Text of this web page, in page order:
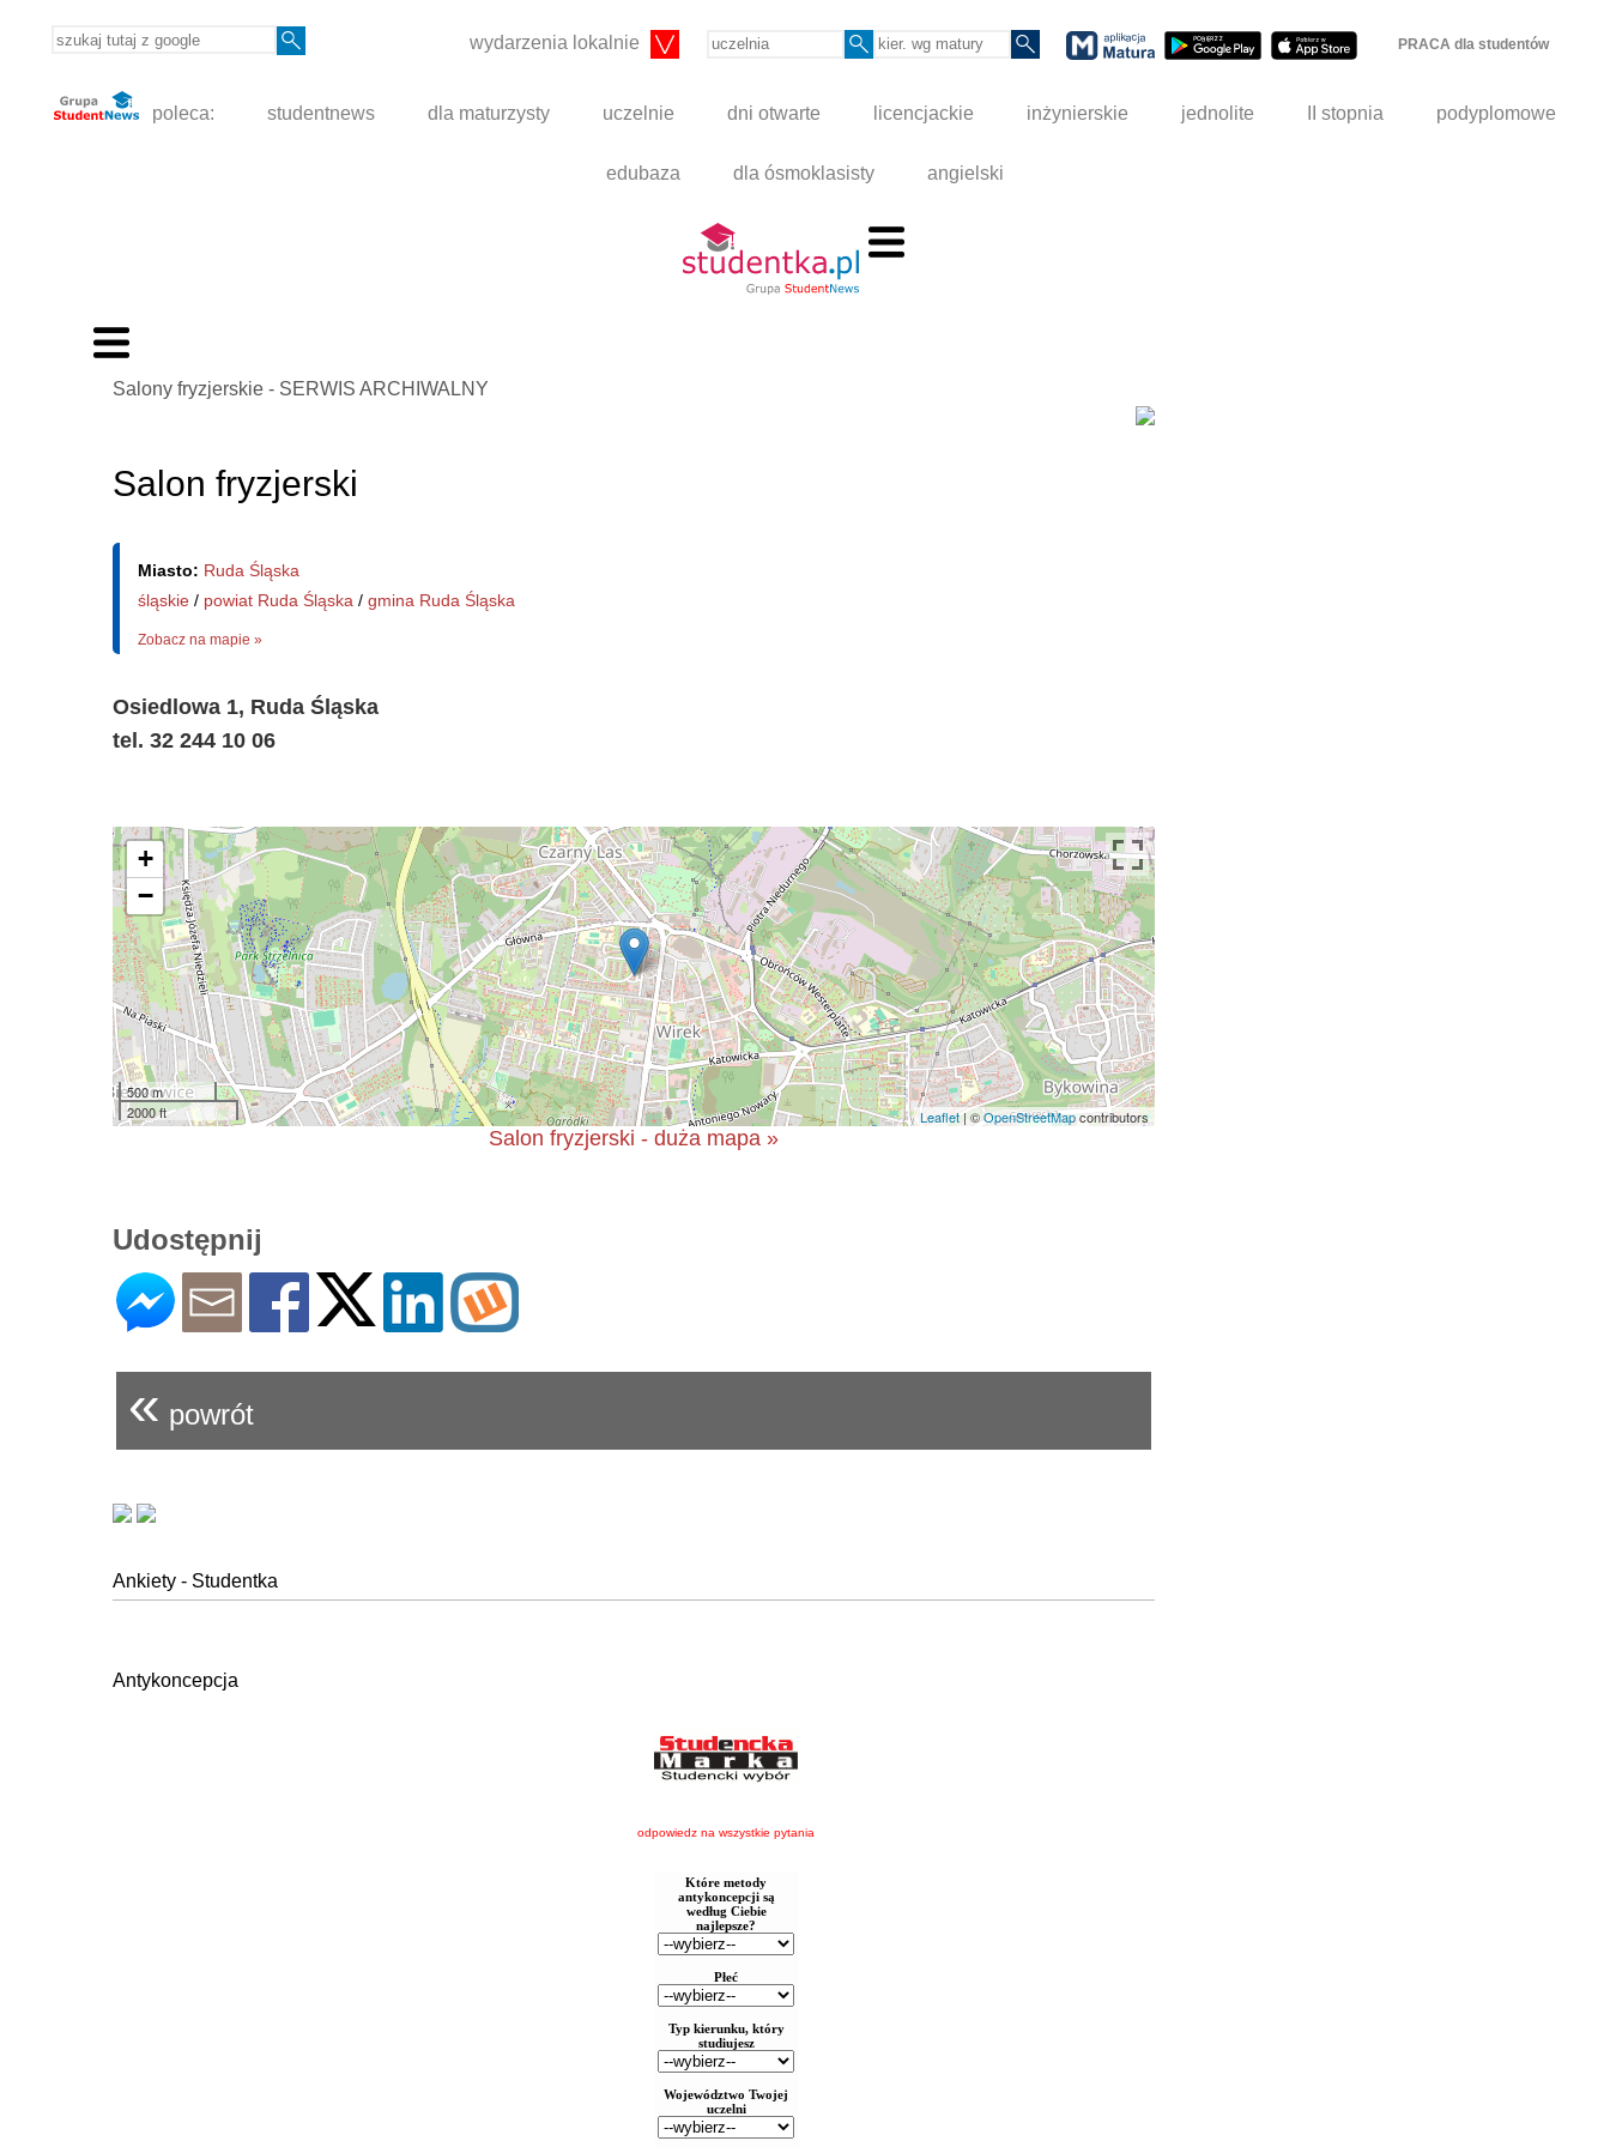
wydarzenia lokalnie PRACA dla studentów
poleca: studentnews dla maturzysty uczelnie dni otwarte licencjackie inżynierskie jednolite II stopnia podyplomowe
edubaza dla ósmoklasisty angielski
Salony fryzjerskie - SERWIS ARCHIWALNY
Salon fryzjerski
Miasto: Ruda Śląska
śląskie / powiat Ruda Śląska / gmina Ruda Śląska
Zobacz na mapie »
Osiedlowa 1, Ruda Śląska
tel. 32 244 10 06
+
−
500 m
2000 ft
Leaflet| ©OpenStreetMapcontributors
Salon fryzjerski - duża mapa »
Udostępnij
« powrót
Ankiety - Studentka
Antykoncepcja
odpowiedz na wszystkie pytania